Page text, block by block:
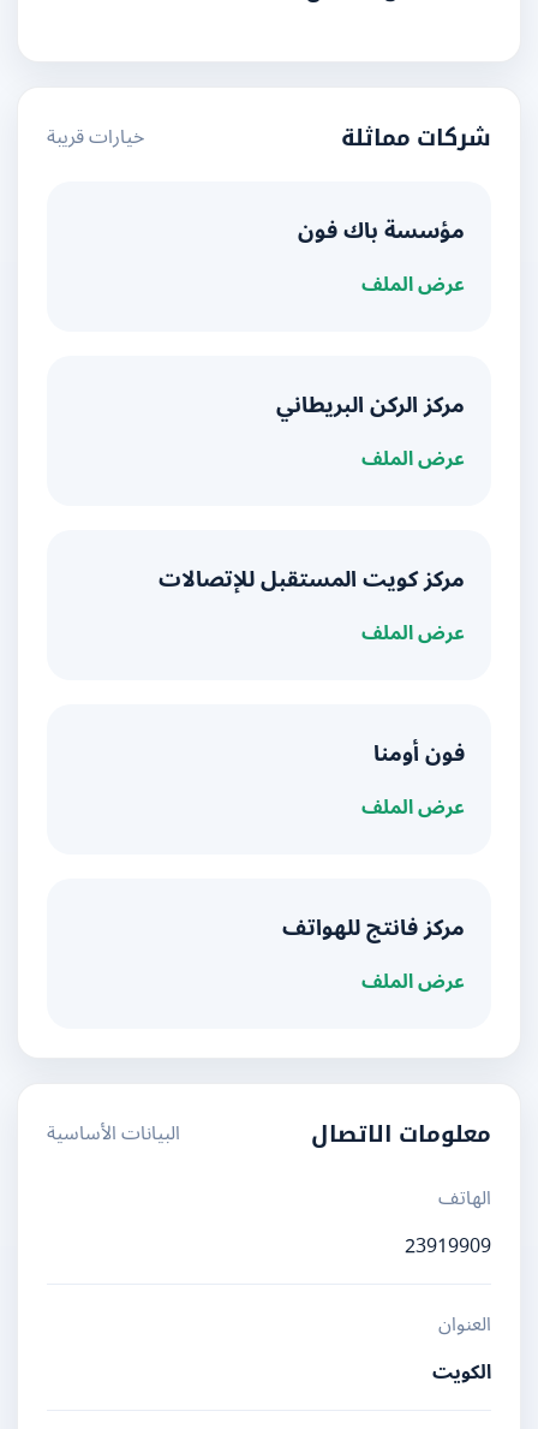
شركات مماثلة خيارات قريبة
مؤسسة باك فون
عرض الملف
مركز الركن البريطاني
عرض الملف
مركز كويت المستقبل للإتصالات
عرض الملف
فون أومنا
عرض الملف
مركز فانتج للهواتف
عرض الملف
معلومات الاتصال
البيانات الأساسية
الهاتف
23919909
العنوان
الكويت